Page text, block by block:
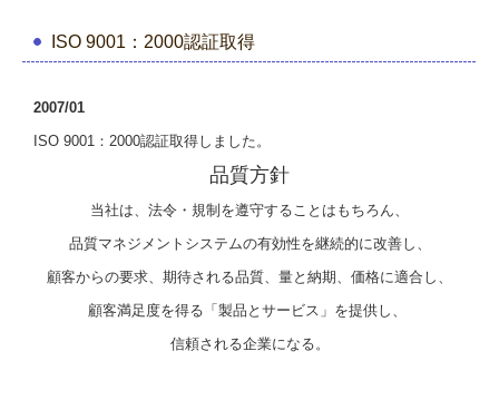
ISO 9001：2000認証取得
2007/01
ISO 9001：2000認証取得しました。
品質方針
当社は、法令・規制を遵守することはもちろん、
品質マネジメントシステムの有効性を継続的に改善し、
顧客からの要求、期待される品質、量と納期、価格に適合し、
顧客満足度を得る「製品とサービス」を提供し、
信頼される企業になる。